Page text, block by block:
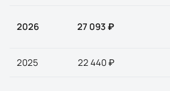
2026 27 093 ₽
2025 22 440 ₽